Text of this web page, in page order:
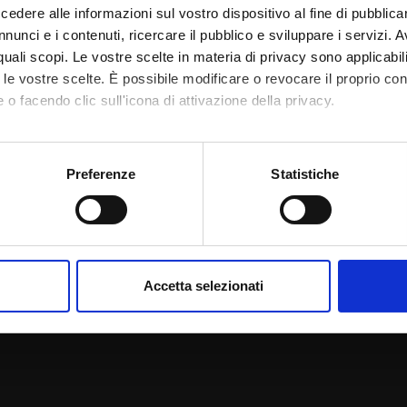
alle informazioni sul vostro dispositivo al fine di
e i contenuti, ricercare il pubblico e sviluppare i servizi.
scopi. Le vostre scelte in materia di privacy sono
vostre scelte. È possibile modificare o revocare il proprio
o facendo clic sull'icona di attivazione della privacy.
anche:
sulla tua posizione geografica, con un'approssimazione di
in qualsiasi momento dalla Dichiarazione sui cookie.
e social media, i quali potrebbero combinarle con altre
Preferenze Statistiche
Accetta selezionati